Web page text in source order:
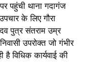
पहुंची थाना गदागंज
के लिए गौरा
पुत्र संतराम उम्र
उपरोक्त जो गंभीर
विधिक कार्यवाई की